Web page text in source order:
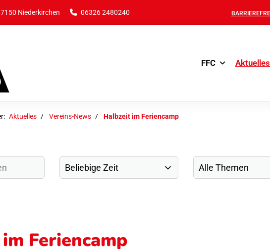
Niederkirchen 06326 2480240
FFC Aktuelles
Aktuelles Vereins-News Halbzeit im Feriencamp
Feriencamp